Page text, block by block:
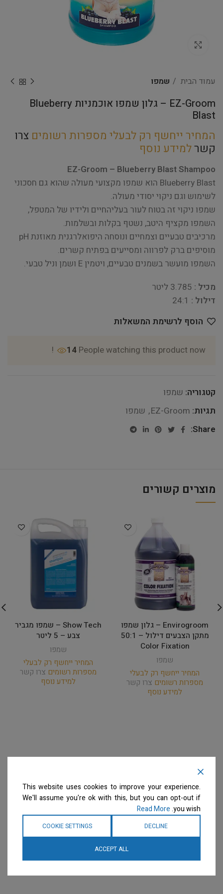
עמוד הבית שמפו
EZ-Groom – גלון שמפו אוכמניות Blueberry
Blast
המחיר ייחשף רק לבעלי מספרות רשומים צרו
קשרלמידע נוסף
EZ-Groom – Blueberry Blast Shampoo
Blueberry Blast הוא שמפו מקצועי מעולה שהוא גם חסכוני
לשימוש וגם ניקוי יסודי מעולה.
שמפו ניקוי זה בטוח לעור בעליהחיים ולידיו של המטפל,
השמפו מקציף היטב, נשטף בקלות ובשלמות.
מרכיבים טבעיים וצמחיים ונוסחה היפואלרגנית מאוזנת pH
מוסיפים ברק לפרווה ומסייעים בפתיח קשרים.
השמפו מועשר בשמנים טבעיים, ויטמין E ושמן וניל טבעי.
מכיל :
דילול :
הוסף לרשימת המשאלות
14 People watching this product now!
קטגוריה: שמפו
תגיות: EZ-Groom
, שמפו
Share:
מוצרים קשורים
Envirogroom – גלון שמפו
מתקן הצבעים דילול – 50:1
Color Fixation
שמפו
המחיר ייחשף רק לבעלי
מספרות רשומים צרו קשר
למידע נוסף
Show Tech – שמפו מגביר
צבע – 5 ליטר
שמפו
המחיר ייחשף רק לבעלי
מספרות רשומים צרו קשר
למידע נוסף
This website uses cookies to improve your experience.
We'll assume you're ok with this, but you can opt-out if
you wish.
Read More
DECLINE
COOKIE SETTINGS
ACCEPT ALL